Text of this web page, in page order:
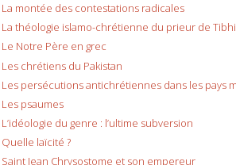
La montée des contestations radicales
La théologie islamo-chrétienne du prieur de
Le Notre Père en grec
Les chrétiens du Pakistan
Les persécutions antichrétiennes dans les pays
Les psaumes
L’idéologie du genre : l’ultime subversion
Quelle laïcité ?
Saint Jean Chrysostome et son empereur